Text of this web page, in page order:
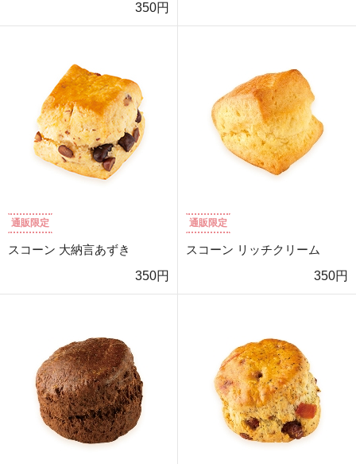
350円
通販限定
スコーン 大納言あずき
350円
通販限定
スコーン リッチクリーム
350円